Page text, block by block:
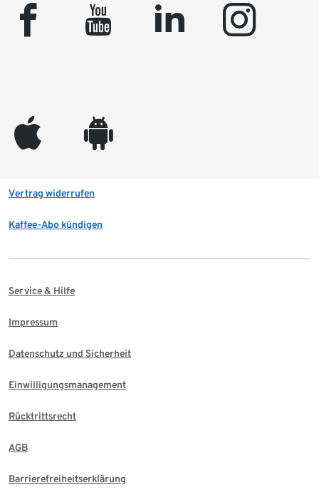
facebook youtube linkedin instagram
appleinc android
Vertrag widerrufen
Kaffee-Abo kündigen
Service & Hilfe
Impressum
Datenschutz und Sicherheit
Einwilligungsmanagement
Rücktrittsrecht
AGB
Barrierefreiheitserklärung